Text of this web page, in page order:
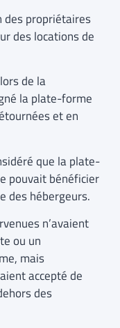
propriétaires
des locations de
de la
la plate-forme
et en
que la plate-
pouvait bénéficier
des hébergeurs.
n’avaient
ou un
mais
accepté de
des